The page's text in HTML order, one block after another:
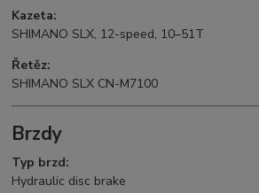
Kazeta:
SHIMANO SLX, 12-speed, 10–51T
Řetěz:
SHIMANO SLX CN-M7100
Brzdy
Typ brzd:
Hydraulic disc brake